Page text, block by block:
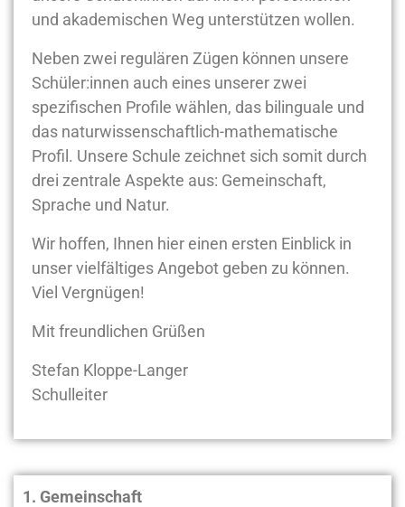
und akademischen Weg unterstützen wollen.
Neben zwei regulären Zügen können unsere
Schüler:innen auch eines unserer zwei
spezifischen Profile wählen, das bilinguale und
das naturwissenschaftlich-mathematische
Profil. Unsere Schule zeichnet sich somit durch
drei zentrale Aspekte aus: Gemeinschaft,
Sprache und Natur.
Wir hoffen, Ihnen hier einen ersten Einblick in
unser vielfältiges Angebot geben zu können.
Viel Vergnügen!
Mit freundlichen Grüßen
Stefan Kloppe-Langer
Schulleiter
1. Gemeinschaft